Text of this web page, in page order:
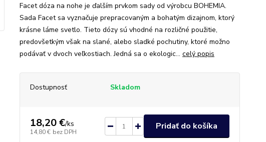
Facet dóza na nohe je ďalším prvkom sady od výrobcu BOHEMIA.
Sada Facet sa vyznačuje prepracovaným a bohatým dizajnom, ktorý
krásne láme svetlo. Tieto dózy sú vhodné na rozličné použitie,
predovšetkým však na slané, alebo sladké pochutiny, ktoré možno
podávať v dvoch veľkostiach. Jedná sa o ekologic... celý popis
Dostupnosť Skladom
18,20 €/ks
14,80 € bez DPH
Pridať do košíka